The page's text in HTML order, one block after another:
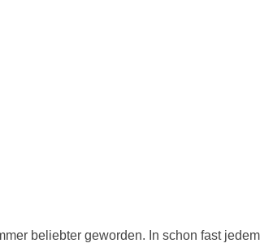
beliebter geworden. In schon fast